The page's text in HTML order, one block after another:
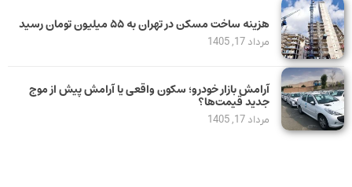
هزینه ساخت مسکن در تهران به ۵۵ میلیون تومان رسید
مرداد 17, 1405
آرامش بازار خودرو؛ سکون واقعی یا آرامش پیش از موج
جدید قیمت‌ها؟
مرداد 17, 1405